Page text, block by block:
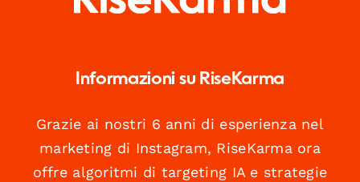
Informazioni su RiseKarma
Grazie ai nostri 6 anni di esperienza nel
marketing di Instagram, RiseKarma ora
offre algoritmi di targeting IA e strategie